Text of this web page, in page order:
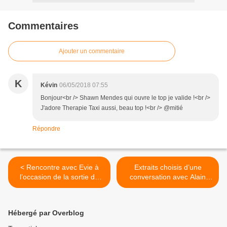
Commentaires
Ajouter un commentaire
K Kévin 06/05/2018 07:55
Bonjour<br /> Shawn Mendes qui ouvre le top je valide !<br />
J'adore Therapie Taxi aussi, beau top !<br /> @mitié
Répondre
< Rencontre avec Evie à
l’occasion de la sortie de
son nouvel album !
Extraits choisis d’une
conversation avec Alain
Chamfort au Showroom
Hébergé par Overblog